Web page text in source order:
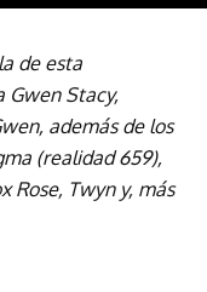
de esta
Gwen Stacy,
además de los
(realidad 659),
Rose, Twyn y, más